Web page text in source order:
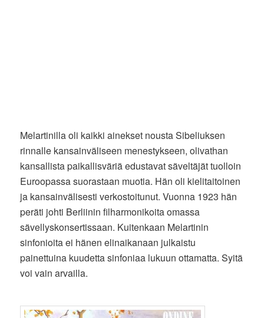
Melartinilla oli kaikki ainekset nousta Sibeliuksen
rinnalle kansainväliseen menestykseen, olivathan
kansallista paikallisväriä edustavat säveltäjät tuolloin
Euroopassa suorastaan muotia. Hän oli kielitaitoinen
ja kansainvälisesti verkostoitunut. Vuonna 1923 hän
peräti johti Berliinin filharmonikoita omassa
sävellyskonsertissaan. Kuitenkaan Melartinin
sinfonioita ei hänen elinaikanaan julkaistu
painettuina kuudetta sinfoniaa lukuun ottamatta. Syitä
voi vain arvailla.